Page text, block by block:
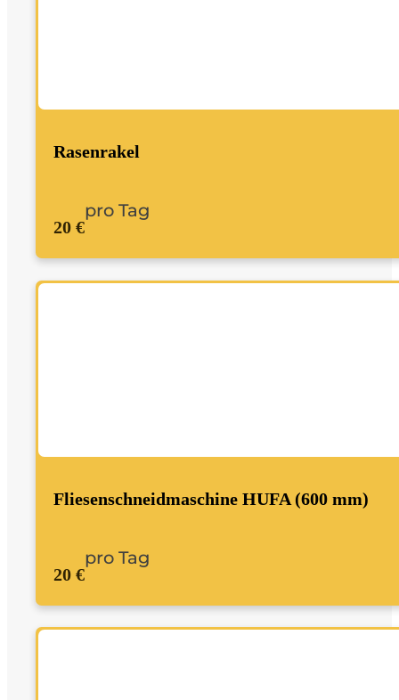
Rasenrakel
20 €
pro Tag
Fliesenschneidmaschine HUFA (600 mm)
20 €
pro Tag